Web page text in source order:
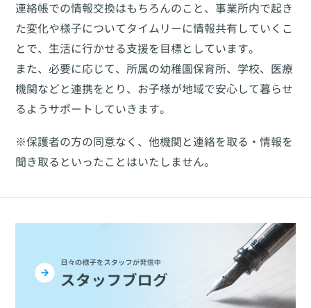
連絡帳での情報交換はもちろんのこと、事業所内で起き
た変化や様子についてタイムリーに情報共有していくこ
とで、生活に行かせる支援を目標としています。
また、必要に応じて、所属の幼稚園保育所、学校、医療
機関などと連携をとり、お子様が地域で安心して暮らせ
るようサポートしていきます。
※保護者の方の同意なく、他機関と連絡を取る・情報を
聞き取るといったことはいたしません。